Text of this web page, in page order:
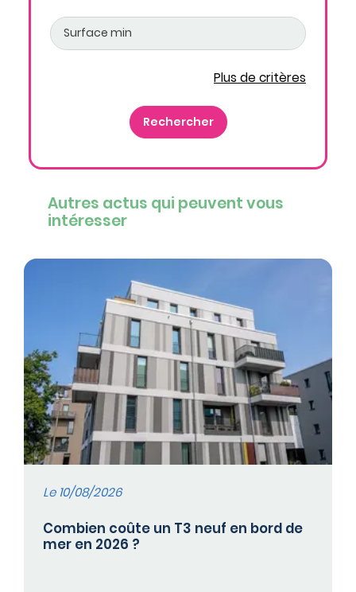
Plus de critères
Autres actus qui peuvent vous
intéresser
Le 10/08/2026
Combien coûte un T3 neuf en bord de
mer en 2026 ?